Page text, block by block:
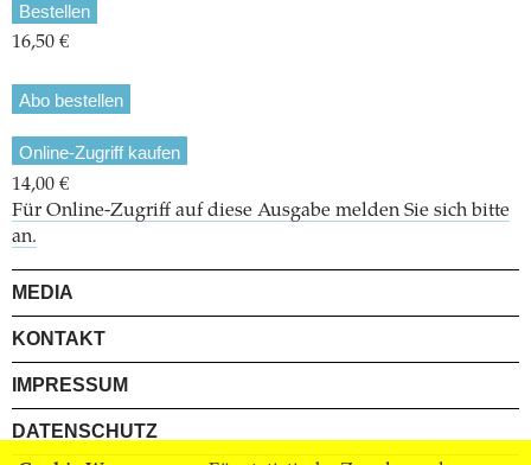
Bestellen
16,50 €
Abo bestellen
Online-Zugriff kaufen
14,00 €
Für Online-Zugriff auf diese Ausgabe melden Sie sich bitte
an.
MEDIA
KONTAKT
IMPRESSUM
DATENSCHUTZ